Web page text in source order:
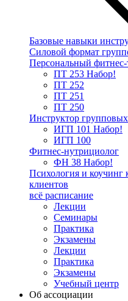
Базовые навыки
Силовой формат
Персональный фитнес-
ПТ 253 Набор!
ПТ 252
ПТ 251
ПТ 250
Инструктор
ИГП 101 Набор!
ИГП 100
Фитнес-нутрициолог
ФН 38 Набор!
Психология и коучинг
клиентов
всё расписание
Лекции
Семинары
Практика
Экзамены
Лекции
Практика
Экзамены
Учебный центр
Об ассоциации